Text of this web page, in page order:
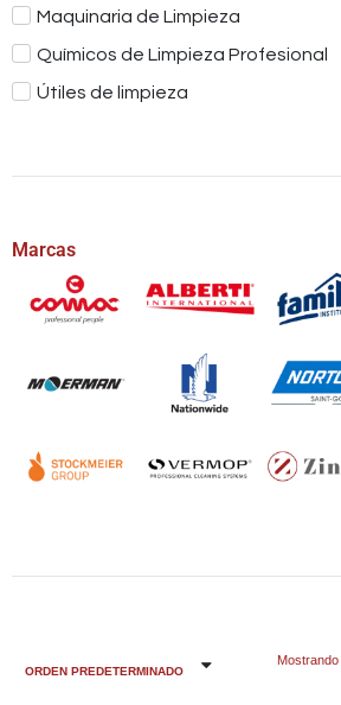
Maquinaria de Limpieza
Químicos de Limpieza Profesional
Útiles de limpieza
Marcas